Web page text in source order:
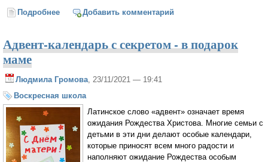
Подробнее о Пасхальная кукла
Добавить комментарий
Адвент-календарь с секретом - в подарок
маме
Людмила Громова, 23/11/2021 — 19:41
Воскресная школа
Латинское слово «адвент» означает время
ожидания Рождества Христова. Многие семьи с
детьми в эти дни делают особые календари,
которые приносят всем много радости и
наполняют ожидание Рождества особым